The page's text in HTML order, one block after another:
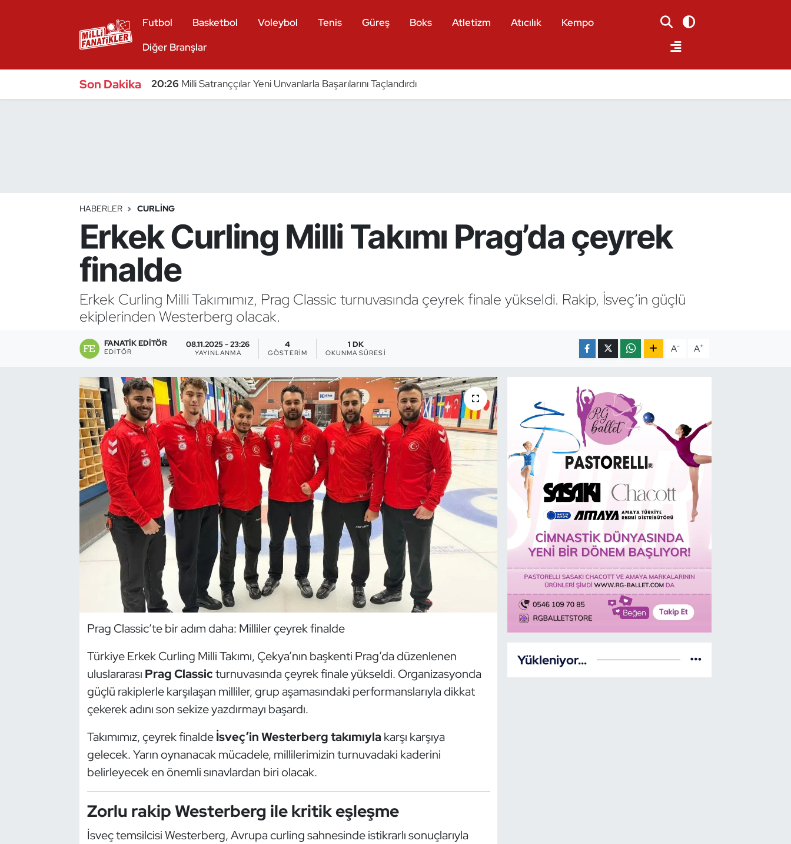
Futbol Basketbol Voleybol Tenis Güreş Boks Atletizm Atıcılık
Kempo
Diğer Branşlar
Son Dakika 20:26 Milli Satranççılar Yeni Unvanlarla Başarılarını Taçlandırdı
HABERLER CURLING
Erkek Curling Milli Takımı Prag’da çeyrek
finalde
Erkek Curling Milli Takımımız, Prag Classic turnuvasında çeyrek finale yükseldi. Rakip, İsveç’in güçlü
ekiplerinden Westerberg olacak.
FANATIK EDITÖR
EDITÖR
08.11.2025 - 23:26
YAYINLANMA
4
GÖSTERIM
1 DK
OKUNMA SÜRESI A- A+
Prag Classic’te bir adım daha: Milliler çeyrek finalde
Türkiye Erkek Curling Milli Takımı, Çekya’nın başkenti Prag’da düzenlenen
uluslararası Prag Classicturnuvasında çeyrek finale yükseldi. Organizasyonda
güçlü rakiplerle karşılaşan milliler, grup aşamasındaki performanslarıyla dikkat
çekerek adını son sekize yazdırmayı başardı.
Takımımız, çeyrek finaldeİsveç’in Westerberg takımıylakarşı karşıya
gelecek. Yarın oynanacak mücadele, millilerimizin turnuvadaki kaderini
belirleyecek en önemli sınavlardan biri olacak.
Zorlu rakip Westerberg ile kritik eşleşme
İsveç temsilcisi Westerberg, Avrupa curling sahnesinde istikrarlı sonuçlarıyla
Yükleniyor...
Bocce Bowling Dart
Buz Hokeyi
Buz Pateni
Çim Hokeyi
Cimnastik
Dans Sporları